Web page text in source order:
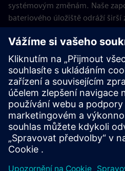
systémovým změnám. Naše
bateriového úložiště odráží širší
energetické systémy, podporu
emisí a odkrytí nových hodnot v
systému. Přechod na
životaschopnější energetickou
tom, jak dobře jej budeme
můžeme tento přechod vést. Se
týmem jsme i nadále odhodláni
infrastrukturu, které činí energii
možnou, ale nevyhnutelnou.